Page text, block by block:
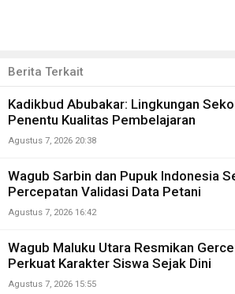
Berita Terkait
Kadikbud Abubakar: Lingkungan
Penentu Kualitas Pembelajaran
Agustus 7, 2026 20:38
Wagub Sarbin dan Pupuk Indonesia
Percepatan Validasi Data Petani
Agustus 7, 2026 16:42
Wagub Maluku Utara Resmikan
Perkuat Karakter Siswa Sejak Dini
Agustus 7, 2026 15:55